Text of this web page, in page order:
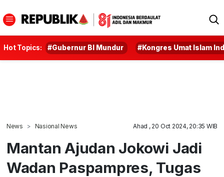
Hot Topics: #Gubernur BI Mundur #Kongres Umat Islam
News Nasional News Ahad , 20 Oct 2024, 20:35 WIB
Mantan Ajudan Jokowi Jadi
Wadan Paspampres, Tugas